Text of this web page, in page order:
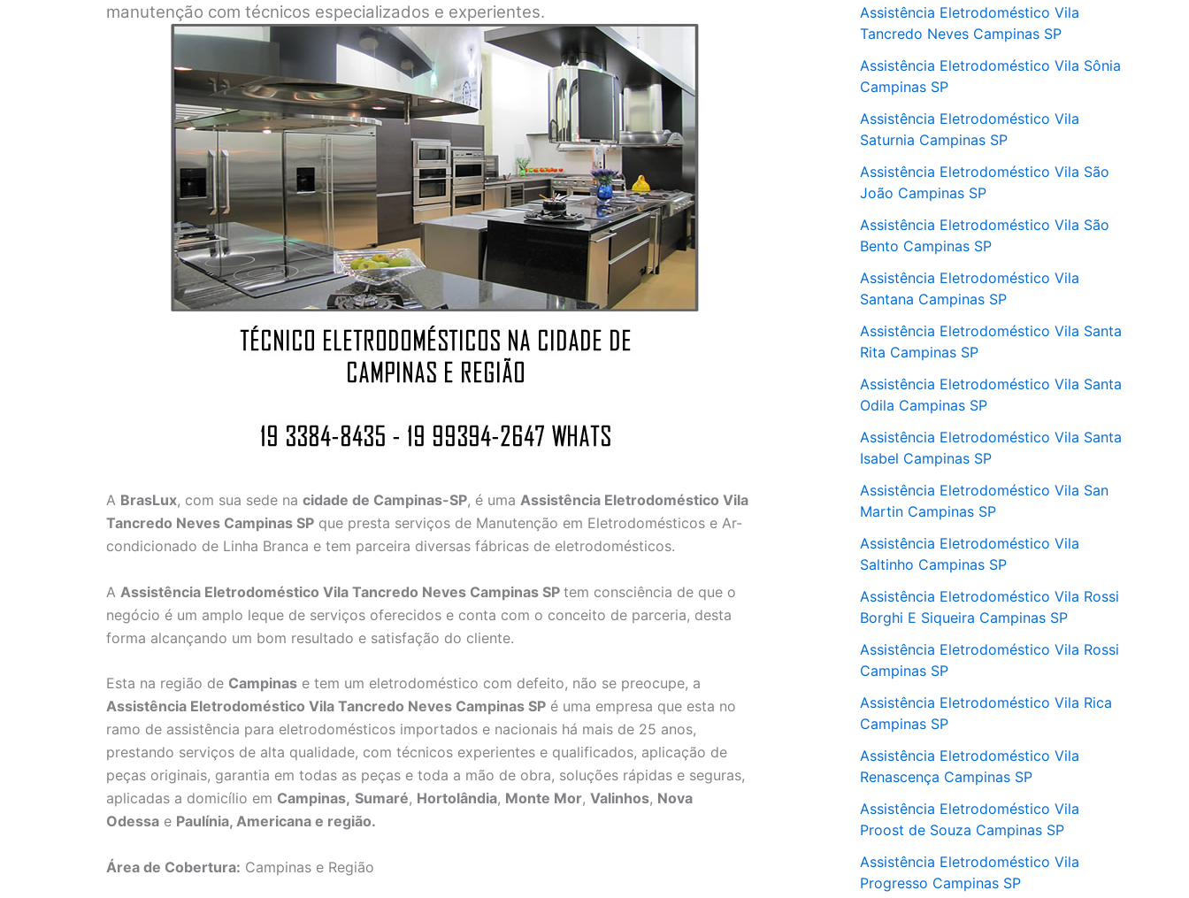
manutenção com técnicos especializados e experientes.
A BrasLux, com sua sede na cidade de Campinas-SP, é uma Assistência Eletrodoméstico Vila
Tancredo Neves Campinas SP que presta serviços de Manutenção em Eletrodomésticos e Ar-
condicionado de Linha Branca e tem parceira diversas fábricas de eletrodomésticos.
A Assistência Eletrodoméstico Vila Tancredo Neves Campinas SP tem consciência de que o
negócio é um amplo leque de serviços oferecidos e conta com o conceito de parceria, desta
forma alcançando um bom resultado e satisfação do cliente.
Esta na região de Campinas e tem um eletrodoméstico com defeito, não se preocupe, a
Assistência Eletrodoméstico Vila Tancredo Neves Campinas SP é uma empresa que esta no
ramo de assistência para eletrodomésticos importados e nacionais há mais de 25 anos,
prestando serviços de alta qualidade, com técnicos experientes e qualificados, aplicação de
peças originais, garantia em todas as peças e toda a mão de obra, soluções rápidas e seguras,
aplicadas a domicílio em Campinas, Sumaré, Hortolândia, Monte Mor, Valinhos, Nova
Odessa e Paulínia, Americana e região.
Área de Cobertura: Campinas e Região
Assistência Eletrodoméstico Vila
Tancredo Neves Campinas SP
Assistência Eletrodoméstico Vila Sônia
Campinas SP
Assistência Eletrodoméstico Vila
Saturnia Campinas SP
Assistência Eletrodoméstico Vila São
João Campinas SP
Assistência Eletrodoméstico Vila São
Bento Campinas SP
Assistência Eletrodoméstico Vila
Santana Campinas SP
Assistência Eletrodoméstico Vila Santa
Rita Campinas SP
Assistência Eletrodoméstico Vila Santa
Odila Campinas SP
Assistência Eletrodoméstico Vila Santa
Isabel Campinas SP
Assistência Eletrodoméstico Vila San
Martin Campinas SP
Assistência Eletrodoméstico Vila
Saltinho Campinas SP
Assistência Eletrodoméstico Vila Rossi
Borghi E Siqueira Campinas SP
Assistência Eletrodoméstico Vila Rossi
Campinas SP
Assistência Eletrodoméstico Vila Rica
Campinas SP
Assistência Eletrodoméstico Vila
Renascença Campinas SP
Assistência Eletrodoméstico Vila
Proost de Souza Campinas SP
Assistência Eletrodoméstico Vila
Progresso Campinas SP